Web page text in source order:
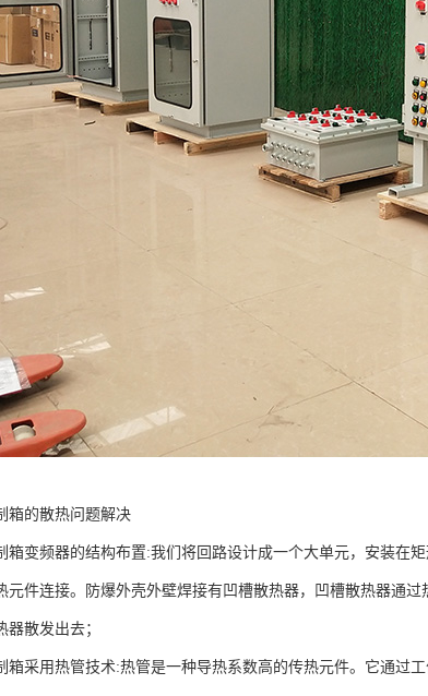
箱的散热问题解决
箱变频器的结构布置:我们将回路设计成一个大单元，安装在
元件连接。防爆外壳外壁焊接有凹槽散热器，凹槽散热器通
器散发出去；
箱采用热管技术:热管是一种导热系数高的传热元件。它通过